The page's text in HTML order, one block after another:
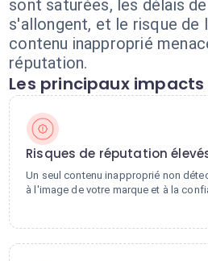
sont saturées, les délais
s'allongent, et le risque de
contenu inapproprié
réputation.
Les principaux
Risques de réputation
Un seul contenu inapproprié non
à l'image de votre marque et à la